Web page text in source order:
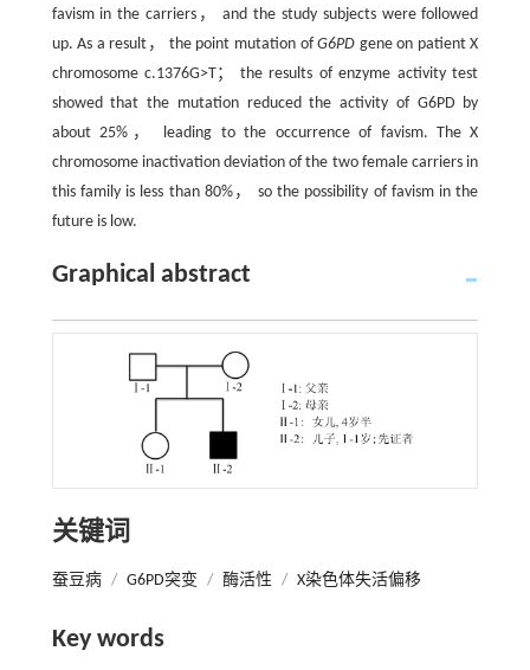
favism in the carriers， and the study subjects were followed
up. As a result， the point mutation ofG6PD gene on patient X
chromosome c.1376G>T； the results of enzyme activity test
showed that the mutation reduced the activity of G6PD by
about 25%， leading to the occurrence of favism. The X
chromosome inactivation deviation of the two female carriers in
this family is less than 80%， so the possibility of favism in the
future is low.
Graphical abstract
关键词
蚕豆病 / G6PD突变 / 酶活性 / X染色体失活偏移
Key words